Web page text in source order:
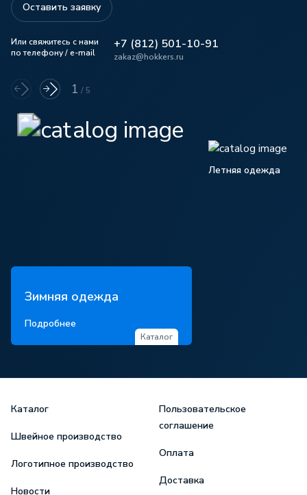
Оставить заявку
Или свяжитесь с нами
по телефону / e-mail
+7 (812) 501-10-91
zakaz@hokkers.ru
1 / 5
Каталог
Зимняя одежда
Подробнее
Летняя одежда
Каталог
Швейное производство
Логотипное производство
Новости
Пользовательское
соглашение
Оплата
Доставка